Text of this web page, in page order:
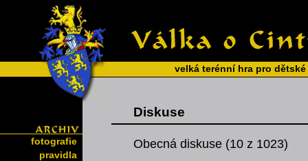
velká terénní hra pro
fotografie
pravidla
Diskuse
Obecná diskuse (10 z 1023)